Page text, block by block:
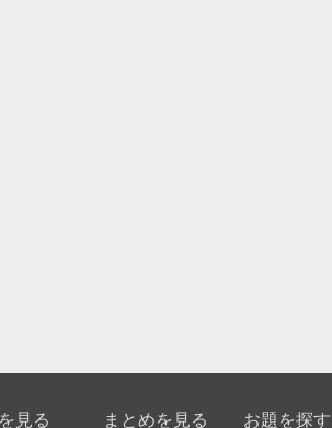
見る まとめを見る お題を探す